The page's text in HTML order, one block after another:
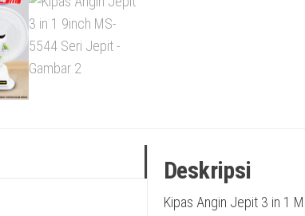
Deskripsi
Kipas Angin Jepit 3 in 1